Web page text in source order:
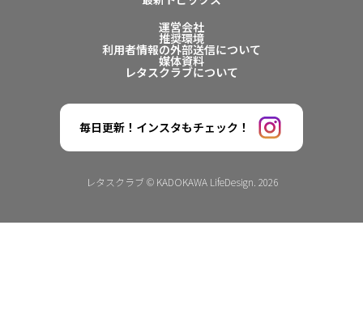
運営会社
推奨環境
利用者情報の外部送信について
媒体資料
レタスクラブについて
毎日更新！インスタもチェック！
レタスクラブ © KADOKAWA LifeDesign. 2026